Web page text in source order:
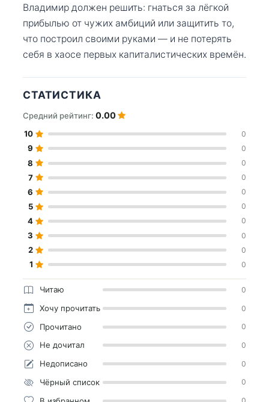
Владимир должен решить: гнаться за лёгкой
прибылью от чужих амбиций или защитить то,
что построил своими руками — и не потерять
себя в хаосе первых капиталистических времён.
СТАТИСТИКА
Средний рейтинг: 0.00
10 0
9 0
8 0
7 0
6 0
5 0
4 0
3 0
2 0
1 0
Читаю 0
Хочу прочитать 0
Прочитано 0
Не дочитал 0
Недописано 0
Чёрный список 0